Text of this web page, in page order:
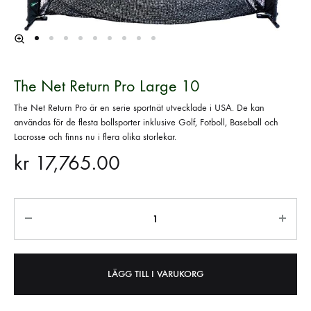
The Net Return Pro Large 10
The Net Return Pro är en serie sportnät utvecklade i USA. De kan
användas för de flesta bollsporter inklusive Golf, Fotboll, Baseball och
Lacrosse och finns nu i flera olika storlekar.
kr 17,765.00
LÄGG TILL I VARUKORG